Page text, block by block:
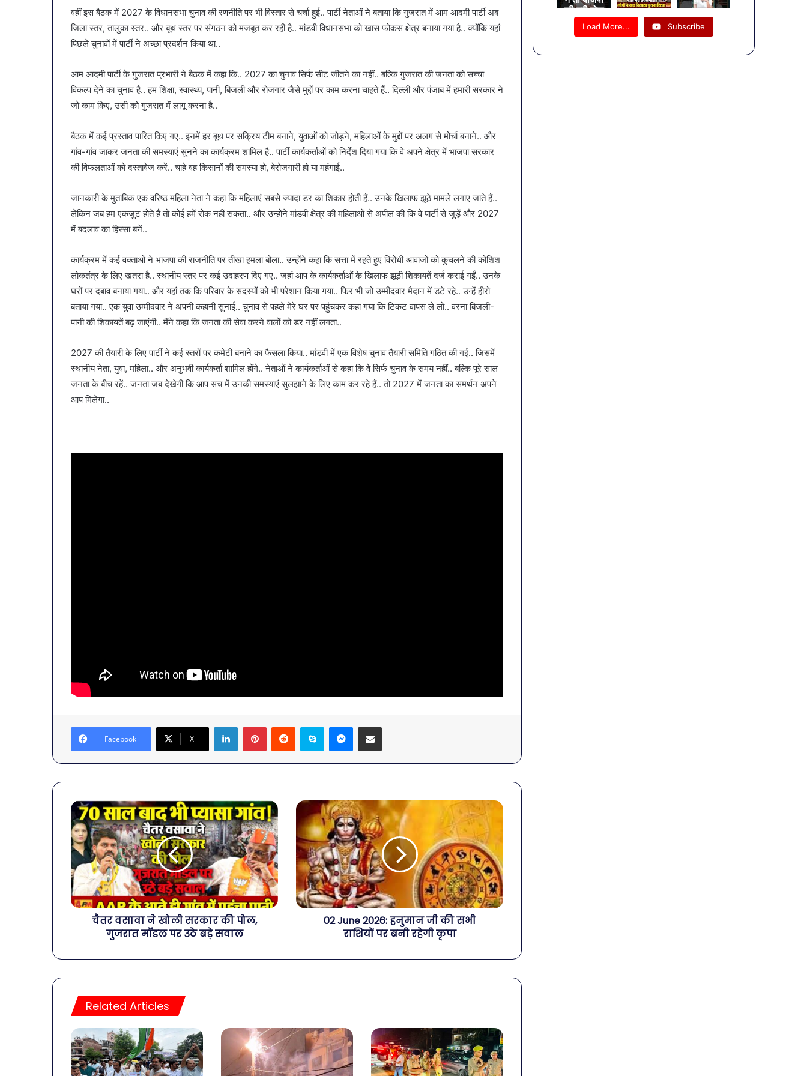
वहीं इस बैठक में 2027 के विधानसभा चुनाव की रणनीति पर भी विस्तार से चर्चा हुई.. पार्टी नेताओं ने बताया कि गुजरात में आम आदमी पार्टी अब
जिला स्तर, तालुका स्तर.. और बूथ स्तर पर संगठन को मजबूत कर रही है.. मांडवी विधानसभा को खास फोकस क्षेत्र बनाया गया है.. क्योंकि यहां
पिछले चुनावों में पार्टी ने अच्छा प्रदर्शन किया था..
आम आदमी पार्टी के गुजरात प्रभारी ने बैठक में कहा कि.. 2027 का चुनाव सिर्फ सीट जीतने का नहीं.. बल्कि गुजरात की जनता को सच्चा
विकल्प देने का चुनाव है.. हम शिक्षा, स्वास्थ्य, पानी, बिजली और रोजगार जैसे मुद्दों पर काम करना चाहते हैं.. दिल्ली और पंजाब में हमारी सरकार ने
जो काम किए, उसी को गुजरात में लागू करना है..
बैठक में कई प्रस्ताव पारित किए गए.. इनमें हर बूथ पर सक्रिय टीम बनाने, युवाओं को जोड़ने, महिलाओं के मुद्दों पर अलग से मोर्चा बनाने.. और
गांव-गांव जाकर जनता की समस्याएं सुनने का कार्यक्रम शामिल है.. पार्टी कार्यकर्ताओं को निर्देश दिया गया कि वे अपने क्षेत्र में भाजपा सरकार
की विफलताओं को दस्तावेज करें.. चाहे वह किसानों की समस्या हो, बेरोजगारी हो या महंगाई..
जानकारी के मुताबिक एक वरिष्ठ महिला नेता ने कहा कि महिलाएं सबसे ज्यादा डर का शिकार होती हैं.. उनके खिलाफ झूठे मामले लगाए जाते हैं..
लेकिन जब हम एकजुट होते हैं तो कोई हमें रोक नहीं सकता.. और उन्होंने मांडवी क्षेत्र की महिलाओं से अपील की कि वे पार्टी से जुड़ें और 2027
में बदलाव का हिस्सा बनें..
कार्यक्रम में कई वक्ताओं ने भाजपा की राजनीति पर तीखा हमला बोला.. उन्होंने कहा कि सत्ता में रहते हुए विरोधी आवाजों को कुचलने की कोशिश
लोकतंत्र के लिए खतरा है.. स्थानीय स्तर पर कई उदाहरण दिए गए.. जहां आप के कार्यकर्ताओं के खिलाफ झूठी शिकायतें दर्ज कराई गईं.. उनके
घरों पर दबाव बनाया गया.. और यहां तक कि परिवार के सदस्यों को भी परेशान किया गया.. फिर भी जो उम्मीदवार मैदान में डटे रहे.. उन्हें हीरो
बताया गया.. एक युवा उम्मीदवार ने अपनी कहानी सुनाई.. चुनाव से पहले मेरे घर पर पहुंचकर कहा गया कि टिकट वापस ले लो.. वरना बिजली-
पानी की शिकायतें बढ़ जाएंगी.. मैंने कहा कि जनता की सेवा करने वालों को डर नहीं लगता..
2027 की तैयारी के लिए पार्टी ने कई स्तरों पर कमेटी बनाने का फैसला किया.. मांडवी में एक विशेष चुनाव तैयारी समिति गठित की गई.. जिसमें
स्थानीय नेता, युवा, महिला.. और अनुभवी कार्यकर्ता शामिल होंगे.. नेताओं ने कार्यकर्ताओं से कहा कि वे सिर्फ चुनाव के समय नहीं.. बल्कि पूरे साल
जनता के बीच रहें.. जनता जब देखेगी कि आप सच में उनकी समस्याएं सुलझाने के लिए काम कर रहे हैं.. तो 2027 में जनता का समर्थन अपने
आप मिलेगा..
Facebook X
LinkedInPinterestReddit Skype Messenger
Share via Email
चैतर वसावा ने खोली सरकार की पोल,
गुजरात मॉडल पर उठे बड़े सवाल
02 June 2026: हनुमान जी की सभी
राशियों पर बनी रहेगी कृपा
Related Articles
की पूरी पोल
पट्टी ही
खोल दी!
Load More... Subscribe